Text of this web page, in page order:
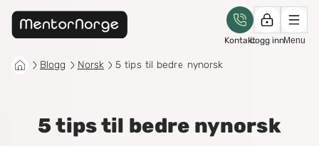
Logg innMenu
Kontakt
Blogg Norsk 5 tips til bedre nynorsk
5 tips til bedre nynorsk